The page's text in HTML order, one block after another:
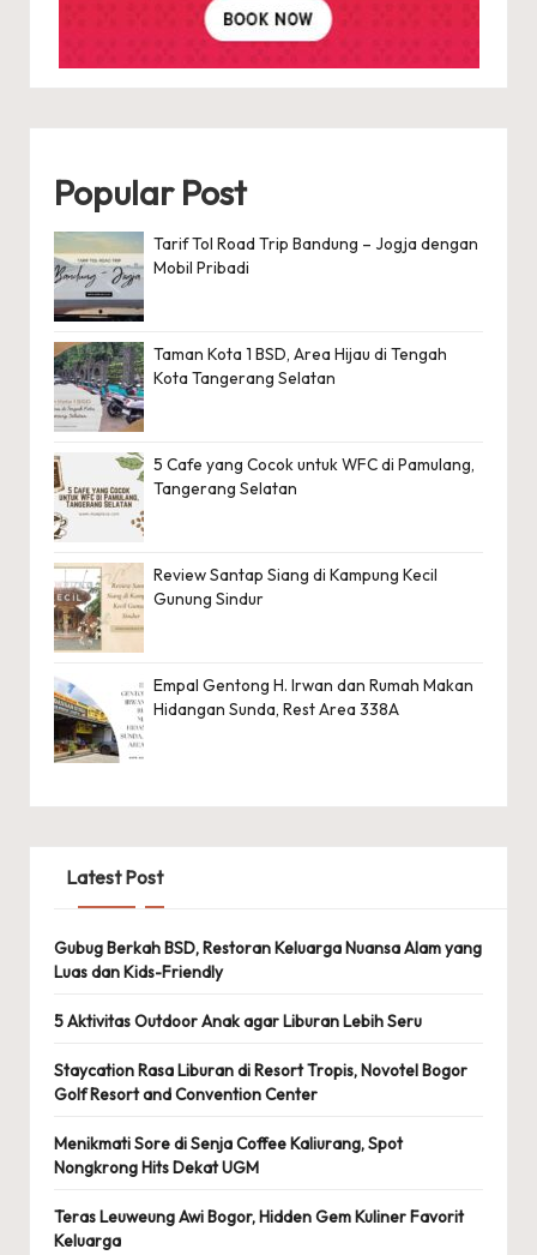
Popular Post
Tarif Tol Road Trip Bandung – Jogja dengan
Mobil Pribadi
Taman Kota 1 BSD, Area Hijau di Tengah
Kota Tangerang Selatan
5 Cafe yang Cocok untuk WFC di Pamulang,
Tangerang Selatan
Review Santap Siang di Kampung Kecil
Gunung Sindur
Empal Gentong H. Irwan dan Rumah Makan
Hidangan Sunda, Rest Area 338A
Latest Post
Gubug Berkah BSD, Restoran Keluarga Nuansa Alam yang
Luas dan Kids-Friendly
5 Aktivitas Outdoor Anak agar Liburan Lebih Seru
Staycation Rasa Liburan di Resort Tropis, Novotel Bogor
Golf Resort and Convention Center
Menikmati Sore di Senja Coffee Kaliurang, Spot
Nongkrong Hits Dekat UGM
Teras Leuweung Awi Bogor, Hidden Gem Kuliner Favorit
Keluarga